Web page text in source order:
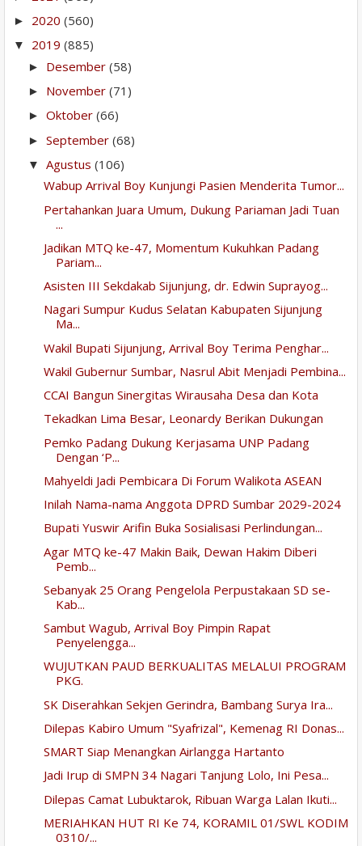
► 2020 (560)
▼ 2019 (885)
► Desember (58)
► November (71)
► Oktober (66)
► September (68)
▼ Agustus (106)
Wabup Arrival Boy Kunjungi Pasien Menderita Tumor...
Pertahankan Juara Umum, Dukung Pariaman Jadi Tuan
...
Jadikan MTQ ke-47, Momentum Kukuhkan Padang
Pariam...
Asisten III Sekdakab Sijunjung, dr. Edwin Suprayog...
Nagari Sumpur Kudus Selatan Kabupaten Sijunjung
Ma...
Wakil Bupati Sijunjung, Arrival Boy Terima Penghar...
Wakil Gubernur Sumbar, Nasrul Abit Menjadi Pembina...
CCAI Bangun Sinergitas Wirausaha Desa dan Kota
Tekadkan Lima Besar, Leonardy Berikan Dukungan
Pemko Padang Dukung Kerjasama UNP Padang
Dengan ‘P...
Mahyeldi Jadi Pembicara Di Forum Walikota ASEAN
Inilah Nama-nama Anggota DPRD Sumbar 2029-2024
Bupati Yuswir Arifin Buka Sosialisasi Perlindungan...
Agar MTQ ke-47 Makin Baik, Dewan Hakim Diberi
Pemb...
Sebanyak 25 Orang Pengelola Perpustakaan SD se-
Kab...
Sambut Wagub, Arrival Boy Pimpin Rapat
Penyelengga...
WUJUTKAN PAUD BERKUALITAS MELALUI PROGRAM
PKG.
SK Diserahkan Sekjen Gerindra, Bambang Surya Ira...
Dilepas Kabiro Umum "Syafrizal", Kemenag RI Donas...
SMART Siap Menangkan Airlangga Hartanto
Jadi Irup di SMPN 34 Nagari Tanjung Lolo, Ini Pesa...
Dilepas Camat Lubuktarok, Ribuan Warga Lalan Ikuti...
MERIAHKAN HUT RI Ke 74, KORAMIL 01/SWL KODIM
0310/...